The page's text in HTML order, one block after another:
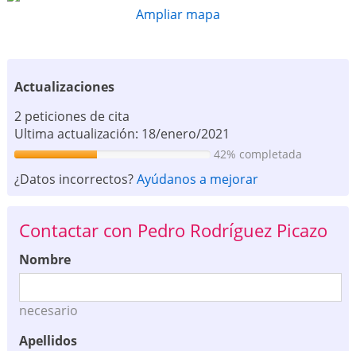
Ampliar mapa
Actualizaciones
2 peticiones de cita
Ultima actualización: 18/enero/2021
42% completada
¿Datos incorrectos?Ayúdanos a mejorar
Contactar con Pedro Rodríguez Picazo
Nombre
necesario
Apellidos